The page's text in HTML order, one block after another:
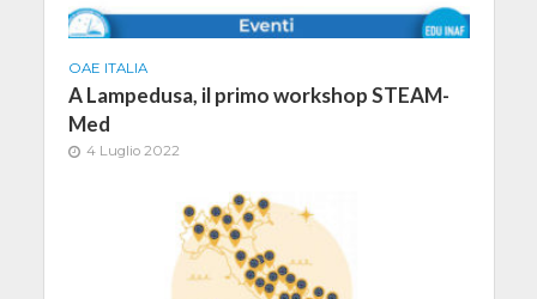
OAE ITALIA
A Lampedusa, il primo workshop STEAM-
Med
4 Luglio 2022